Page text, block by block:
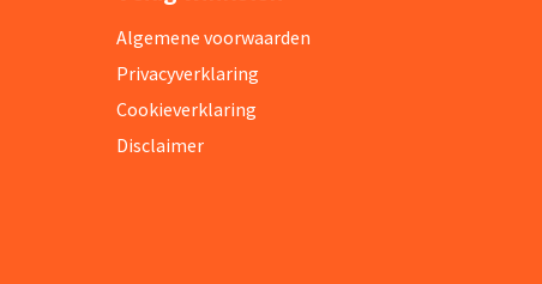
Algemene voorwaarden
Privacyverklaring
Cookieverklaring
Disclaimer